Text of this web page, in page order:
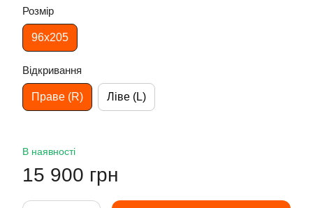
Розмір
96х205
Відкривання
Праве (R) Ліве (L)
В наявності
15 900 грн